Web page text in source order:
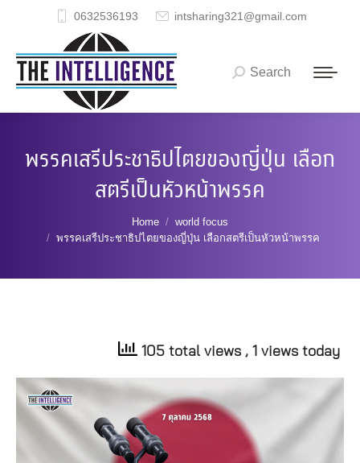
0632536193 intsharing321@gmail.com
Search:
Search
พรรคเสรีประชาธิปไตยของญี่ปุ่น เลือก
สตรีเป็นหัวหน้าพรรค
Home
world focus
พรรคเสรีประชาธิปไตยของญี่ปุ่น เลือกสตรีเป็นหัวหน้าพรรค
105 total views , 1 views today